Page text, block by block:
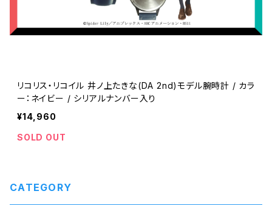
リコリス・リコイル 井ノ上たきな(DA 2nd)モデル腕時計 / カラ
ー：ネイビー / シリアルナンバー入り
¥14,960
SOLD OUT
CATEGORY